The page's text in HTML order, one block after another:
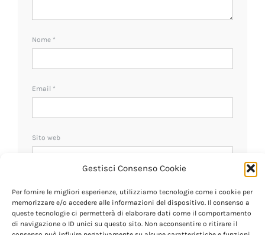
Gestisci Consenso Cookie
Per fornire le migliori esperienze, utilizziamo tecnologie come i cookie per
memorizzare e/o accedere alle informazioni del dispositivo. Il consenso a
queste tecnologie ci permetterà di elaborare dati come il comportamento
di navigazione o ID unici su questo sito. Non acconsentire o ritirare il
Nome *
Email *
Sito web